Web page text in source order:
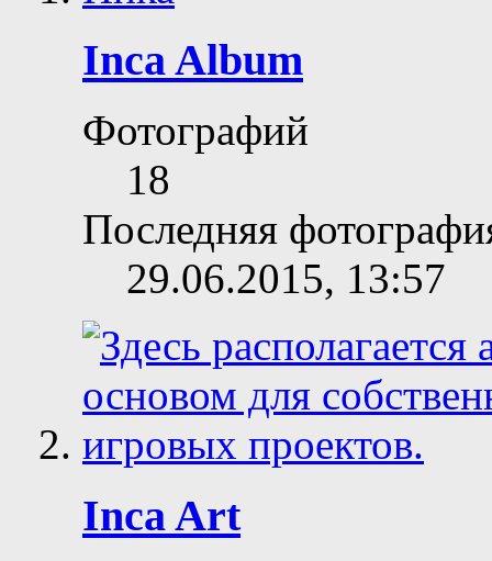
Inca Album
Фотографий
18
Последняя
29.06.2015, 13:57
Inca Art